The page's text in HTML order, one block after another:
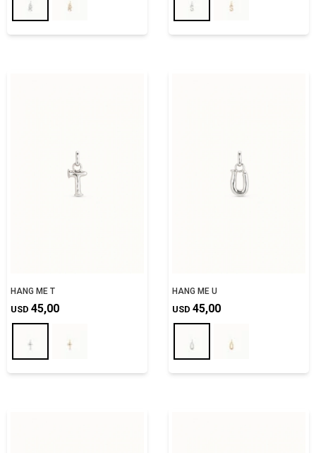
HANG ME T
USD 45,00
HANG ME U
USD 45,00